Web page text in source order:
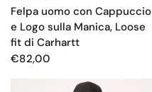
Felpa uomo con Cappuccio
e Logo sulla Manica, Loose
fit di Carhartt
€82,00